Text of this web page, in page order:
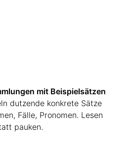
mit Beispielsätzen
dutzende konkrete Sätze
Fälle, Pronomen. Lesen
pauken.